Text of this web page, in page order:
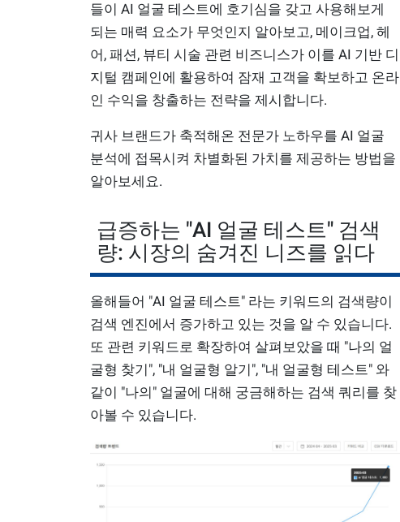
들이 AI 얼굴 테스트에 호기심을 갖고 사용해보게
되는 매력 요소가 무엇인지 알아보고, 메이크업, 헤
어, 패션, 뷰티 시술 관련 비즈니스가 이를 AI 기반 디
지털 캠페인에 활용하여 잠재 고객을 확보하고 온라
인 수익을 창출하는 전략을 제시합니다.
귀사 브랜드가 축적해온 전문가 노하우를 AI 얼굴
분석에 접목시켜 차별화된 가치를 제공하는 방법을
알아보세요.
급증하는 "AI 얼굴 테스트" 검색
량: 시장의 숨겨진 니즈를 읽다
올해들어 "AI 얼굴 테스트" 라는 키워드의 검색량이
검색 엔진에서 증가하고 있는 것을 알 수 있습니다.
또 관련 키워드로 확장하여 살펴보았을 때 "나의 얼
굴형 찾기", "내 얼굴형 알기", "내 얼굴형 테스트" 와
같이 "나의" 얼굴에 대해 궁금해하는 검색 쿼리를 찾
아볼 수 있습니다.